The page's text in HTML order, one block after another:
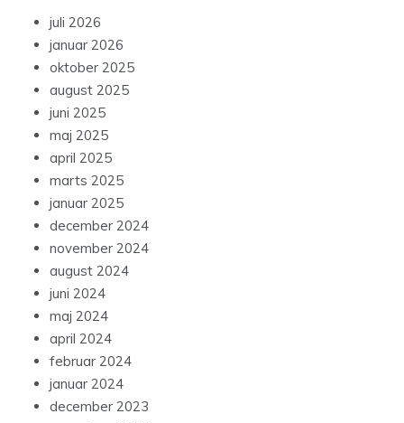
juli 2026
januar 2026
oktober 2025
august 2025
juni 2025
maj 2025
april 2025
marts 2025
januar 2025
december 2024
november 2024
august 2024
juni 2024
maj 2024
april 2024
februar 2024
januar 2024
december 2023